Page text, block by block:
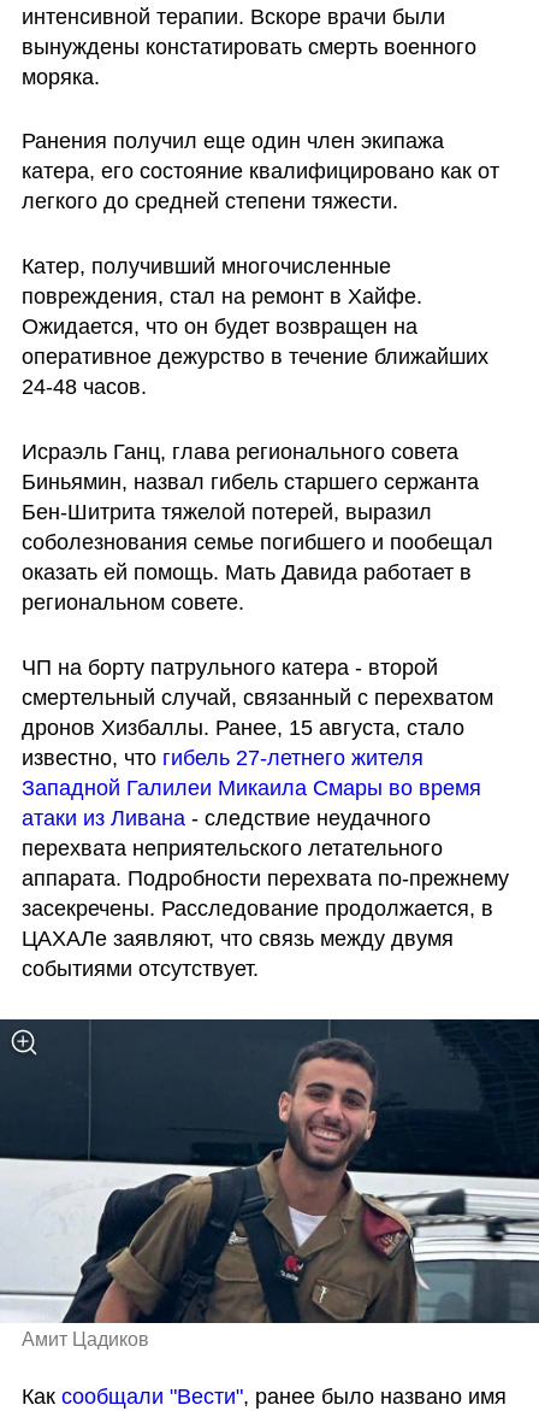
интенсивной терапии. Вскоре врачи были
вынуждены констатировать смерть военного
моряка.
Ранения получил еще один член экипажа
катера, его состояние квалифицировано как от
легкого до средней степени тяжести.
Катер, получивший многочисленные
повреждения, стал на ремонт в Хайфе.
Ожидается, что он будет возвращен на
оперативное дежурство в течение ближайших
24-48 часов.
Исраэль Ганц, глава регионального совета
Биньямин, назвал гибель старшего сержанта
Бен-Шитрита тяжелой потерей, выразил
соболезнования семье погибшего и пообещал
оказать ей помощь. Мать Давида работает в
региональном совете.
ЧП на борту патрульного катера - второй
смертельный случай, связанный с перехватом
дронов Хизбаллы. Ранее, 15 августа, стало
известно, что гибель 27-летнего жителя
Западной Галилеи Микаила Смары во время
атаки из Ливана - следствие неудачного
перехвата неприятельского летательного
аппарата. Подробности перехвата по-прежнему
засекречены. Расследование продолжается, в
ЦАХАЛе заявляют, что связь между двумя
событиями отсутствует.
Амит Цадиков
Как сообщали "Вести", ранее было названо имя